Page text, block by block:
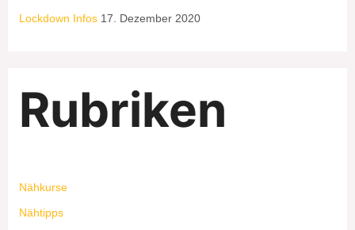
Lockdown Infos 17. Dezember 2020
Rubriken
Nähkurse
Nähtipps